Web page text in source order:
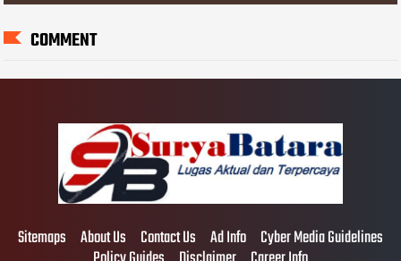
COMMENT
Sitemaps About Us Contact Us Ad Info Cyber Media Guidelines